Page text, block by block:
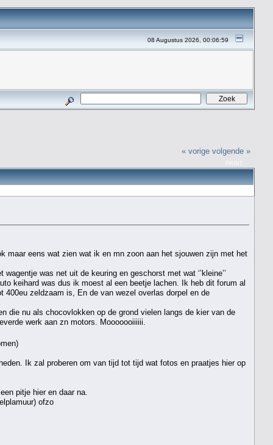
08 Augustus 2026, 00:06:59
« vorige volgende »
maar eens wat zien wat ik en mn zoon aan het sjouwen zijn met het
was net uit de keuring en geschorst met wat ‘’kleine’’
keihard was dus ik moest al een beetje lachen. Ik heb dit forum al
zeldzaam is, En de van wezel overlas dorpel en de
die nu als chocovlokken op de grond vielen langs de kier van de
werk aan zn motors. Mooooooiiiiii.
Ik zal proberen om van tijd tot tijd wat fotos en praatjes hier op
pitje hier en daar na.
ofzo